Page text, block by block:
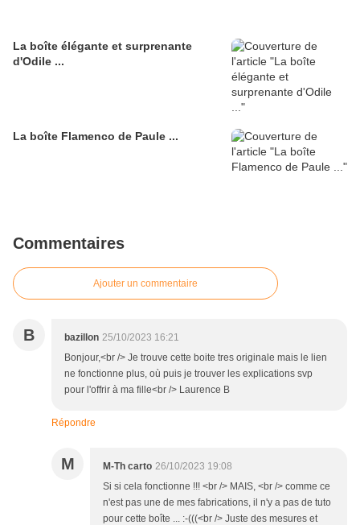
La boîte élégante et surprenante
d'Odile ...
La boîte Flamenco de Paule ...
Commentaires
Ajouter un commentaire
B bazillon 25/10/2023 16:21
Bonjour,<br /> Je trouve cette boite tres originale mais le lien
ne fonctionne plus, où puis je trouver les explications svp
pour l'offrir à ma fille<br /> Laurence B
Répondre
M M-Th carto 26/10/2023 19:08
Si si cela fonctionne !!! <br /> MAIS, <br /> comme ce
n'est pas une de mes fabrications, il n'y a pas de tuto
pour cette boîte ... :-(((<br /> Juste des mesures et